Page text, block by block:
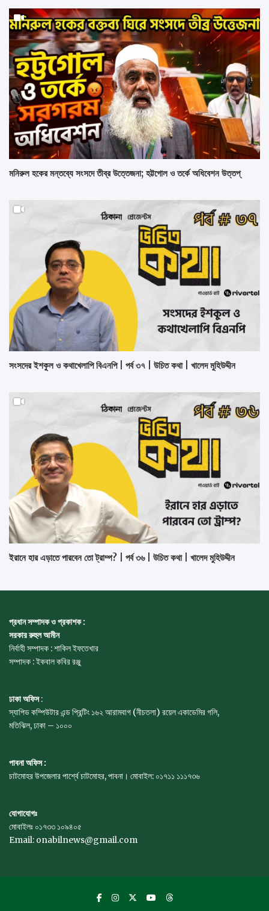
মনিরুল হকের মন্তব্যে সংসদে তীব্র উত্তেজনা; হট্টগোল ও তর্কে অধিবেশন উত্তপ্
সংসদের ইশকুল ও কথাখেলাপি বিএনপি | পর্ব ৩৭ | উচিত কথা | খালেদ মুহিউদ্দীন
ইরানে হার এড়াতে পারবেন তো ট্রাম্প? | পর্ব ৩৬ | উচিত কথা | খালেদ মুহিউদ্দীন
প্রধান সম্পাদক ও প্রকাশক :
সরকার রুহুল আমীন
নির্বাহী সম্পাদক : শাকিল ইফতেখার
সম্পাদক : ইকবাল কবির রঞ্জু
ঢাকা অফিস:
স্যাপিড কম্পিউটার এন্ড প্রিন্টিং ১৬২ আরামবাগ (নীচতলা) রয়েল একাডেমির গলি,
মতিঝিল, ঢাকা – ১০০০
পাবনা অফিস :
চাটমোহর উপজেলার পার্শ্বে চাটমোহর, পাবনা। মোবাইল: ০১৭১১ ১১১৭৩৬
যোগাযোগঃ
মোবাইলঃ ০১৭৩৩ ১০৯৪০৫
Email: onabilnews@gmail.com